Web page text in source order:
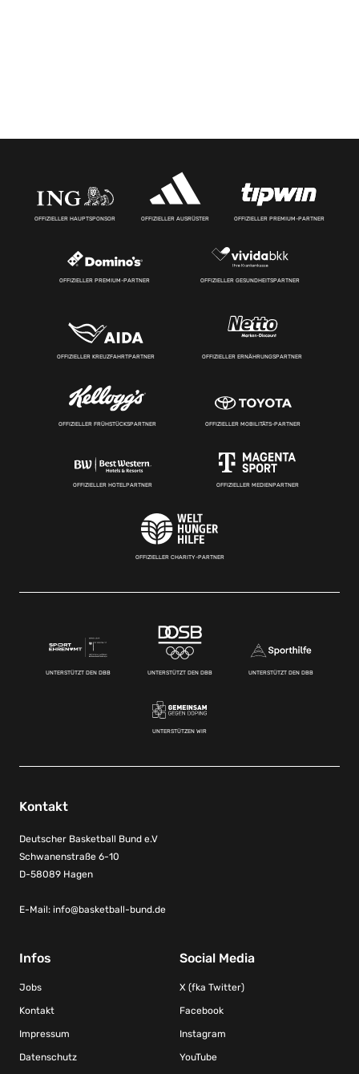
OFFIZIELLER HAUPTSPONSOR OFFIZIELLER AUSRÜSTER OFFIZIELLER PREMIUM-PARTNER
OFFIZIELLER PREMIUM-PARTNER OFFIZIELLER GESUNDHEITSPARTNER
OFFIZIELLER KREUZFAHRTPARTNER OFFIZIELLER ERNÄHRUNGSPARTNER
OFFIZIELLER FRÜHSTÜCKSPARTNER OFFIZIELLER MOBILITÄTS-PARTNER
OFFIZIELLER HOTELPARTNER OFFIZIELLER MEDIENPARTNER
OFFIZIELLER CHARITY-PARTNER
UNTERSTÜTZT DEN DBB UNTERSTÜTZT DEN DBB UNTERSTÜTZT DEN DBB
UNTERSTÜTZEN WIR
Kontakt
Deutscher Basketball Bund e.V
Schwanenstraße 6-10
D-58089 Hagen
E-Mail: info@basketball-bund.de
Infos
Jobs
Kontakt
Impressum
Datenschutz
Social Media
X (fka Twitter)
Facebook
Instagram
YouTube